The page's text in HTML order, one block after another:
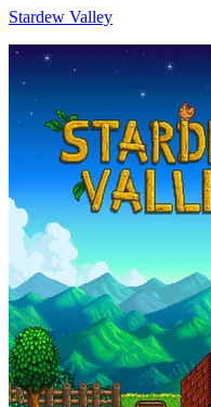
Stardew Valley